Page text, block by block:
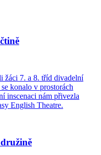
žáci 7. a 8. tříd divadelní
konalo v prostorách
inscenaci nám přivezla
English Theatre.